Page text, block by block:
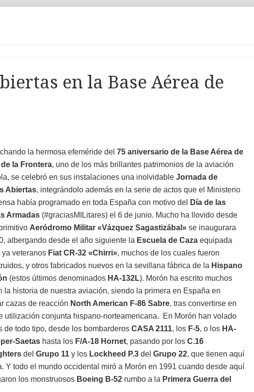
en la Base Aérea de
la hermosa efeméride del 75 aniversario de la Base Aérea de
la Frontera, uno de los más brillantes patrimonios de la aviación
se celebró en sus instalaciones una inolvidable Jornada de
Abiertas, integrándolo además en la serie de actos que el Ministerio
había programado en toda España con motivo del
Día de las
Armadas (#graciasMILitares) el 6 de junio. Mucho ha llovido desde
Aeródromo Militar «Vázquez Sagastizábal»se inaugurara
albergando desde el año siguiente la Escuela de Caza equipada
ya veteranos Fiat CR-32 «Chirri», muchos de los cuales fueron
y otros fabricados nuevos en la sevillana fábrica de la Hispano
(estos últimos denominados HA-132L). Morón ha escrito muchos
la historia de nuestra aviación, siendo la primera en España en
cazas de reacción North American F-86 Sabre, tras convertirse en
utilización conjunta hispano-norteamericana. En Morón han volado
de todo tipo, desde los bombarderos CASA 2111, los F-5, o los HA-
Saetashasta los F/A-18 Hornet, pasando por los C.16
del Grupo 11y los Lockheed P.3del Grupo 22, que tienen aquí
Y todo el mundo occidental miró a Morón en 1991 cuando desde aquí
los monstruosos Boeing B-52rumbo a la Primera Guerra del